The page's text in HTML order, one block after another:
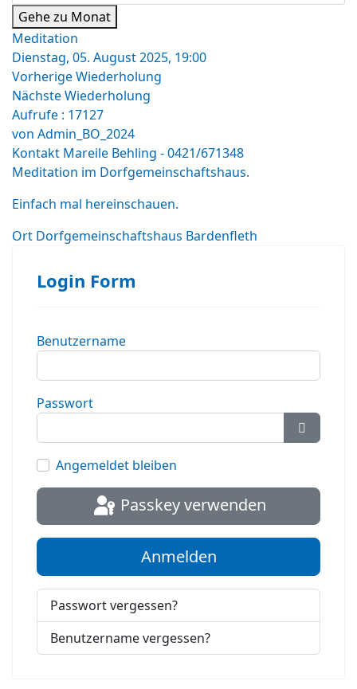
Gehe zu Monat
Meditation
Dienstag, 05. August 2025, 19:00
Vorherige Wiederholung
Nächste Wiederholung
Aufrufe : 17127
von Admin_BO_2024
Kontakt Mareile Behling - 0421/671348
Meditation im Dorfgemeinschaftshaus.
Einfach mal hereinschauen.
Ort Dorfgemeinschaftshaus Bardenfleth
Login Form
Benutzername
Passwort
Angemeldet bleiben
Passkey verwenden
Anmelden
Passwort vergessen?
Benutzername vergessen?